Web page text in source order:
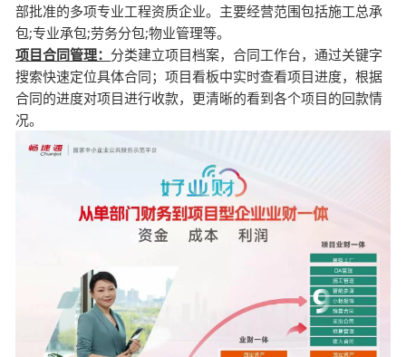
部批准的多项专业工程资质企业。主要经营范围包括施工总承
包;专业承包;劳务分包;物业管理等。
项目合同管理： 分类建立项目档案，合同工作台，通过关键字
搜索快速定位具体合同；项目看板中实时查看项目进度，根据
合同的进度对项目进行收款，更清晰的看到各个项目的回款情
况。